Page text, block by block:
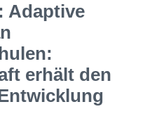
Adaptive
erhält den